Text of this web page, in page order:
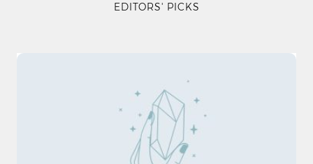
EDITORS' PICKS